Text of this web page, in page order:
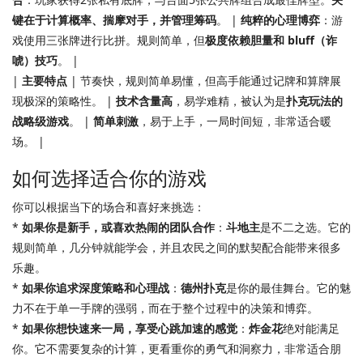
键在于计算概率、揣摩对手，并管理筹码。 | 纯粹的心理博弈 ：游
戏使用三张牌进行比拼。规则简单，但极度依赖胆量和 bluff（诈
唬）技巧。 |
| 主要特点 | 节奏快，规则简单易懂，但高手能通过记牌和算牌展
现极深的策略性。 | 技术含量高 ，易学难精，被认为是扑克玩法的
战略级游戏。 | 简单刺激 ，易于上手，一局时间短，非常适合暖
场。 |
如何选择适合你的游戏
你可以根据当下的场合和喜好来挑选：
* 如果你是新手，或喜欢热闹的团队合作 ： 斗地主是不二之选。它的
规则简单，几分钟就能学会，并且农民之间的默契配合能带来很多
乐趣。
* 如果你追求深度策略和心理战 ： 德州扑克是你的最佳舞台。它的魅
力不在于单一手牌的强弱，而在于整个过程中的决策和博弈。
* 如果你想快速来一局，享受心跳加速的感觉 ： 炸金花绝对能满足
你。它不需要复杂的计算，更看重你的勇气和洞察力，非常适合朋